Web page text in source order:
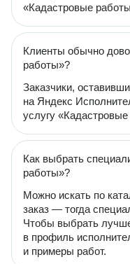
«Кадастровые
Клиенты обычно
работы»?
Заказчики,
на Яндекс
услугу
Как выбрать
работы»?
Можно искать по
заказ — тогда
Чтобы выбрать
в профиль
и примеры работ.